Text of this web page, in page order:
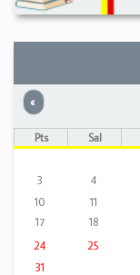
« Önceki
Pts Sal
3
4
10
11
17
18
24
25
31